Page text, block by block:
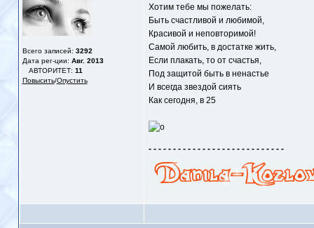
Всего записей: 3292
Дата рег-ции: Авг. 2013
АВТОРИТЕТ: 11
Повысить/Опустить
Хотим тебе мы пожелать:
Быть счастливой и любимой,
Красивой и неповторимой!
Самой любить, в достатке жить,
Если плакать, то от счастья,
Под защитой быть в ненастье
И всегда звездой сиять
Как сегодня, в 25
- - - - - - - - - - - - - - - - - - - - - - - - - - - -